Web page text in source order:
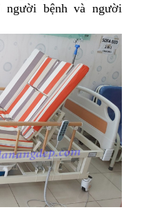
người bệnh và người